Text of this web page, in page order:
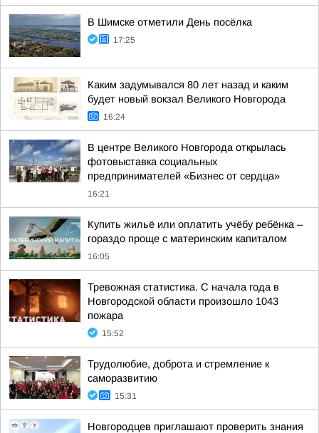
В Шимске отметили День посёлка
17:25
Каким задумывался 80 лет назад и каким
будет новый вокзал Великого Новгорода
16:24
В центре Великого Новгорода открылась
фотовыставка социальных
предпринимателей «Бизнес от сердца»
16:21
Купить жильё или оплатить учёбу ребёнка –
гораздо проще с материнским капиталом
16:05
Тревожная статистика. С начала года в
Новгородской области произошло 1043
пожара
15:52
Трудолюбие, доброта и стремление к
саморазвитию
15:31
Новгородцев приглашают проверить знания